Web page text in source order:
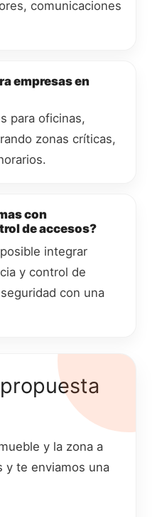
comunicaciones
empresas en
para oficinas,
zonas críticas,
con
de accesos?
integrar
y control de
con una
y la zona a
y te enviamos una